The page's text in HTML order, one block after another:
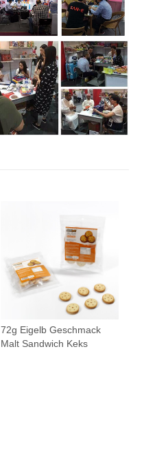
72g Eigelb Geschmack
Malt Sandwich Keks